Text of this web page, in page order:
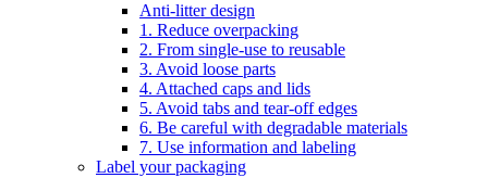
Anti-litter design
1. Reduce overpacking
2. From single-use to reusable
3. Avoid loose parts
4. Attached caps and lids
5. Avoid tabs and tear-off edges
6. Be careful with degradable materials
7. Use information and labeling
Label your packaging